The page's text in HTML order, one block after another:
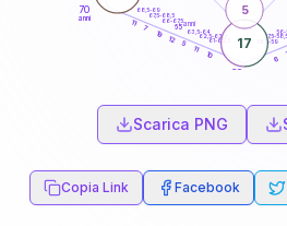
60
70
anni
56-
57,5-58,5
58,5-59
61-62,5
62,5-63,5
63,5-64
66-67,5
67,5-68,5
68,5-69
6
10
11
5
12
19
7
11
17
5
65anni
Scarica PNG
Copia Link Facebook